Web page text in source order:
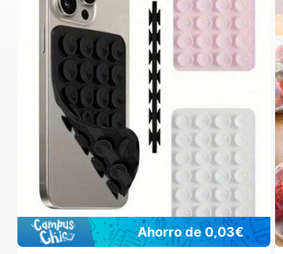
Ahorro de 0,03€